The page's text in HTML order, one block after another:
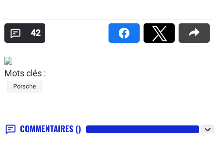
42
Mots clés :
Porsche
COMMENTAIRES ()